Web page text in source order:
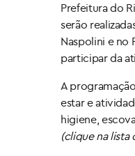
Prefeitura do
serão
Naspolini e no
participar da
A
estar e
higiene,
(clique nalista